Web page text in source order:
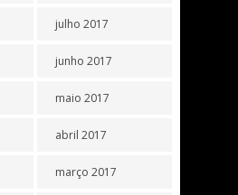
julho 2017
junho 2017
maio 2017
abril 2017
março 2017